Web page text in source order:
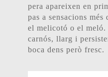
pera apareixen en
pas a sensacions més
el melicotó o el meló.
carnós, llarg i
boca dens però fresc.